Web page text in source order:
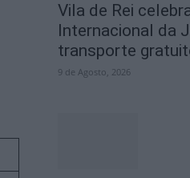
Vila de Rei
Internacional da
transporte
9 de Agosto, 2026